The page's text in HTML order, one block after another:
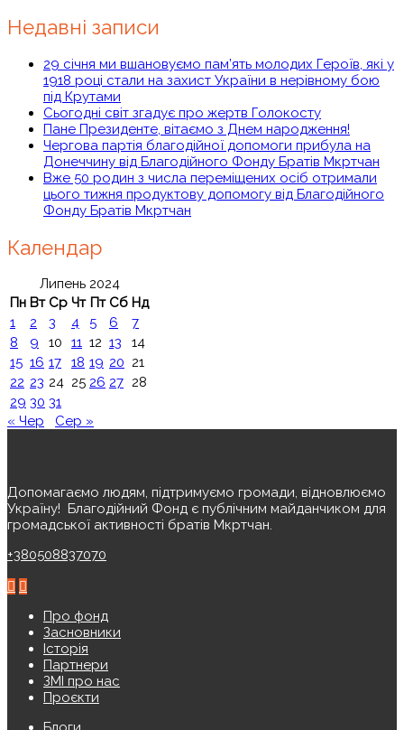
Недавні записи
29 січня ми вшановуємо пам’ять молодих Героїв, які у
1918 році стали на захист України в нерівному бою
під Крутами
Сьогодні світ згадує про жертв Голокосту
Пане Президенте, вітаємо з Днем народження!
Чергова партія благодійної допомоги прибула на
Донеччину від Благодійного Фонду Братів Мкртчан
Вже 50 родин з числа переміщених осіб отримали
цього тижня продуктову допомогу від Благодійного
Фонду Братів Мкртчан
Календар
Липень 2024
Пн Вт Ср Чт Пт Сб Нд
1
2 3 4 5 6
7
8
9 10 11 12 13
14
15 16 17 18 19 20 21
22 23 24 25 26 27 28
29 30 31
« Чер
Сер »
Допомагаємо людям, підтримуємо громади, відновлюємо
Україну! ️ Благодійний Фонд є публічним майданчиком для
громадської активності братів Мкртчан.
+380508837070
Про фонд
Засновники
Історія
Партнери
ЗМІ про нас
Проєкти